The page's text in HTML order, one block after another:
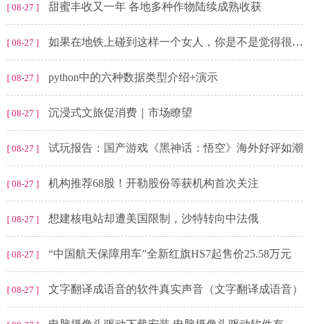
[ 08-27 ] 甜蜜丰收又一年 各地多种作物陆续成熟收获
[ 08-27 ] 如果在地铁上碰到这样一个女人，你是不是觉得很晦气呢？
[ 08-27 ] python中的六种数据类型介绍+演示
[ 08-27 ] 沉浸式文旅促消费｜市场瞭望
[ 08-27 ] 试玩报告：国产游戏《黑神话：悟空》海外好评如潮
[ 08-27 ] 机构推荐68股！开勒股份等获机构首次关注
[ 08-27 ] 想建核电站却遭美国限制，沙特转向中法俄
[ 08-27 ] “中国航天保障用车”全新红旗HS7起售价25.58万元
[ 08-27 ] 文字翻译成语音的软件真实声音（文字翻译成语音）